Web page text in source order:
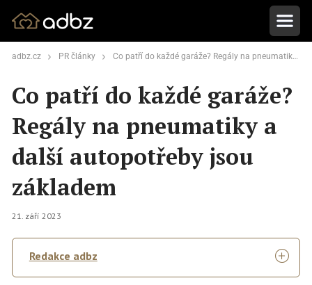
adbz.cz PR články Co patří do každé garáže? Regály na pneumatiky a další autopotřeby jsou základem
Co patří do každé garáže?
Regály na pneumatiky a
další autopotřeby jsou
základem
21. září 2023
Redakce adbz